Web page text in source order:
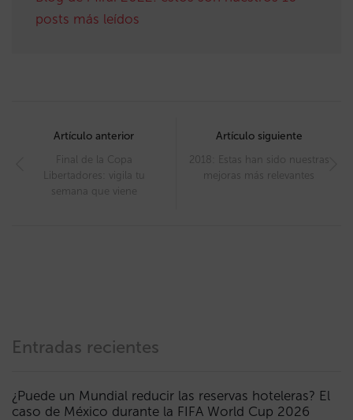
posts más leídos
navigation
Artículo anterior
Final de la Copa
Libertadores: vigila tu
semana que viene
Artículo siguiente
2018: Estas han sido nuestras
mejoras más relevantes
Entradas recientes
¿Puede un Mundial reducir las reservas hoteleras? El
caso de México durante la FIFA World Cup 2026